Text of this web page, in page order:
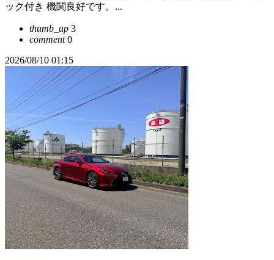
ック付き 機関良好です。...
thumb_up 3
comment0
2026/08/10 01:15